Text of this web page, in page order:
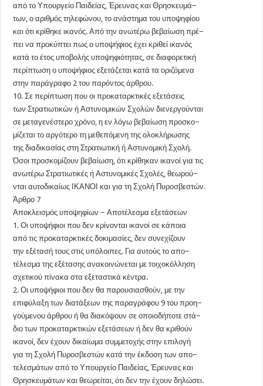
από το Υπουργείο Παιδείας, Έρευνας και Θρησκευμά−
των, ο αριθμός τηλεφώνου, το ανάστημα του υποψηφίου
και ότι κρίθηκε ικανός. Από την ανωτέρω βεβαίωση πρέ−
πει να προκύπτει πως ο υποψήφιος έχει κριθεί ικανός
κατά το έτος υποβολής υποψηφιότητας, σε διαφορετική
περίπτωση ο υποψήφιος εξετάζεται κατά τα οριζόμενα
στην παράγραφο 2 του παρόντος άρθρου.
10. Σε περίπτωση που οι προκαταρκτικές εξετάσεις
των Στρατιωτικών ή Αστυνομικών Σχολών διενεργούνται
σε μεταγενέστερο χρόνο, η εν λόγω βεβαίωση προσκο−
μίζεται το αργότερο τη μεθεπόμενη της ολοκλήρωσης
της διαδικασίας στη Στρατιωτική ή Αστυνομική Σχολή.
Όσοι προσκομίζουν βεβαίωση, ότι κρίθηκαν ικανοί για τις
ανωτέρω Στρατιωτικές ή Αστυνομικές Σχολές, θεωρού−
νται αυτοδικαίως ΙΚΑΝΟΙ και για τη Σχολή Πυροσβεστών.
Άρθρο 7
Αποκλεισμός υποψηφίων − Αποτέλεσμα εξετάσεων
1. Οι υποψήφιοι που δεν κρίνονται ικανοί σε κάποια
από τις προκαταρκτικές δοκιμασίες, δεν συνεχίζουν
την εξέτασή τους στις υπόλοιπες. Για αυτούς το απο−
τέλεσμα της εξέτασης ανακοινώνεται με τοιχοκόλληση
σχετικού πίνακα στα εξεταστικά κέντρα.
2. Οι υποψήφιοι που δεν θα παρουσιασθούν, με την
επιφύλαξη των διατάξεων της παραγράφου 9 του προη−
γούμενου άρθρου ή θα διακόψουν σε οποιοδήποτε στά−
διο των προκαταρκτικών εξετάσεων ή δεν θα κριθούν
ικανοί, δεν έχουν δικαίωμα συμμετοχής στην επιλογή
για τη Σχολή Πυροσβεστών κατά την έκδοση των απο−
τελεσμάτων από το Υπουργείο Παιδείας, Έρευνας και
Θρησκευμάτων και θεωρείται, ότι δεν την έχουν δηλώσει.